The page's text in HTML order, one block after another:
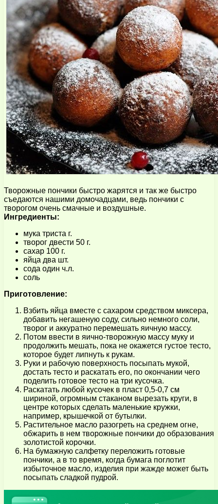
Творожные пончики быстро жарятся и так же быстро
съедаются нашими домочадцами, ведь пончики с
творогом очень смачные и воздушные.
Ингредиенты:
мука триста г.
творог двести 50 г.
сахар 100 г.
яйца два шт.
сода один ч.л.
соль
Приготовление:
Взбить яйца вместе с сахаром средством миксера,
добавить негашеную соду, сильно немного соли,
творог и аккуратно перемешать яичную массу.
Потом ввести в яично-творожную массу муку и
продолжить мешать, пока не окажется густое тесто,
которое будет липнуть к рукам.
Руки и рабочую поверхность посыпать мукой,
достать тесто и раскатать его, по окончании чего
поделить готовое тесто на три кусочка.
Раскатать любой кусочек в пласт 0,5-0,7 см
шириной, огромным стаканом вырезать круги, в
центре которых сделать маленькие кружки,
например, крышечкой от бутылки.
Растительное масло разогреть на среднем огне,
обжарить в нем творожные пончики до образования
золотистой корочки.
На бумажную салфетку переложить готовые
пончики, а в то время, когда бумага поглотит
избыточное масло, изделия при жажде может быть
посыпать сладкой пудрой.